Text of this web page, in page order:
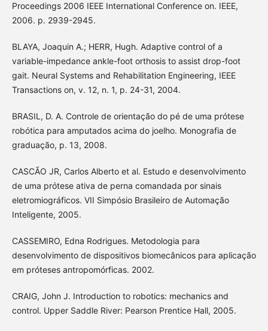
Proceedings 2006 IEEE International Conference on. IEEE,
2006. p. 2939-2945.
BLAYA, Joaquin A.; HERR, Hugh. Adaptive control of a
variable-impedance ankle-foot orthosis to assist drop-foot
gait. Neural Systems and Rehabilitation Engineering, IEEE
Transactions on, v. 12, n. 1, p. 24-31, 2004.
BRASIL, D. A. Controle de orientação do pé de uma prótese
robótica para amputados acima do joelho. Monografia de
graduação, p. 13, 2008.
CASCÃO JR, Carlos Alberto et al. Estudo e desenvolvimento
de uma prótese ativa de perna comandada por sinais
eletromiográficos. VII Simpósio Brasileiro de Automação
Inteligente, 2005.
CASSEMIRO, Edna Rodrigues. Metodologia para
desenvolvimento de dispositivos biomecânicos para aplicação
em próteses antropomórficas. 2002.
CRAIG, John J. Introduction to robotics: mechanics and
control. Upper Saddle River: Pearson Prentice Hall, 2005.